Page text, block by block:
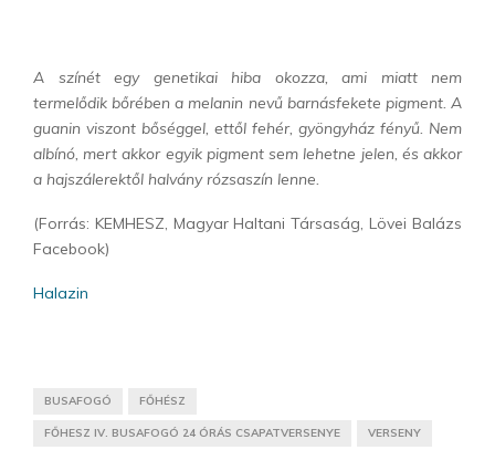
A színét egy genetikai hiba okozza, ami miatt nem
termelődik bőrében a melanin nevű barnásfekete pigment. A
guanin viszont bőséggel, ettől fehér, gyöngyház fényű. Nem
albínó, mert akkor egyik pigment sem lehetne jelen, és akkor
a hajszálerektől halvány rózsaszín lenne.
(Forrás: KEMHESZ, Magyar Haltani Társaság, Lövei Balázs
Facebook)
Halazin
BUSAFOGÓ FŐHÉSZ
FŐHESZ IV. BUSAFOGÓ 24 ÓRÁS CSAPATVERSENYE VERSENY